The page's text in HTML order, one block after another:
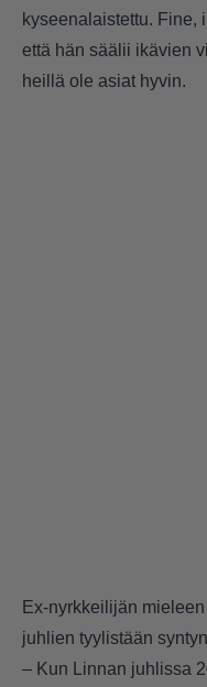
kyseenalaistettu. Fine,
että hän säälii ikävien
heillä ole asiat hyvin.
Ex-nyrkkeilijän
juhlien tyylistään
– Kun Linnan juhlissa